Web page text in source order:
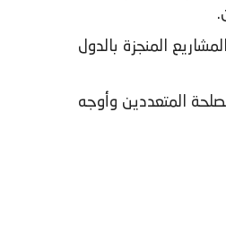
يتعلق باتفاقيات التعاون والمشاريع المنجزة بالدول
المتعددين وأوجه